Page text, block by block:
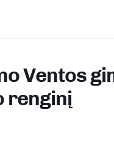
Ventos
renginį